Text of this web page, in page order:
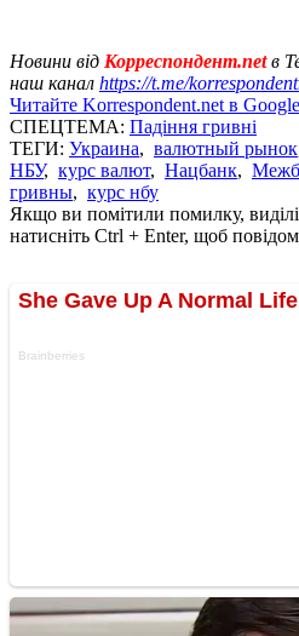
Новини від Корреспондент.netв
наш канал https://t.me/
Читайте Korrespondent.net в
СПЕЦТЕМА: Падіння гривні
ТЕГИ: Украина, валютный рынок
НБУ, курс валют, Нацбанк,
гривны, курс нбу
Якщо ви помітили помилку,
натисніть Ctrl + Enter, щоб